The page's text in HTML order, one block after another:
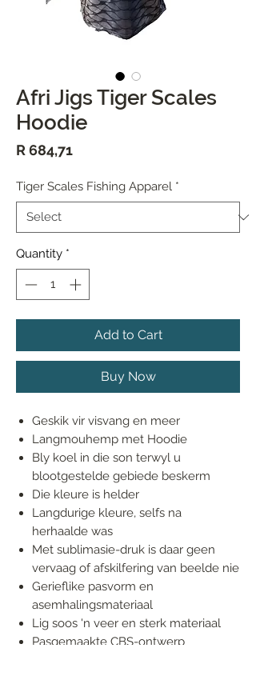
Afri Jigs Tiger Scales
Hoodie
R 684,71
Tiger Scales Fishing Apparel *
Quantity *
Add to Cart
Buy Now
Geskik vir visvang en meer
Langmouhemp met Hoodie
Bly koel in die son terwyl u
blootgestelde gebiede beskerm
Die kleure is helder
Langdurige kleure, selfs na
herhaalde was
Met sublimasie-druk is daar geen
vervaag of afskilfering van beelde nie
Gerieflike pasvorm en
asemhalingsmateriaal
Lig soos 'n veer en sterk materiaal
Pasgemaakte CBS-ontwerp